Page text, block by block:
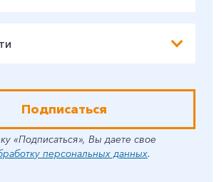
Подписаться
«Подписаться», Вы даете свое
персональных данных.